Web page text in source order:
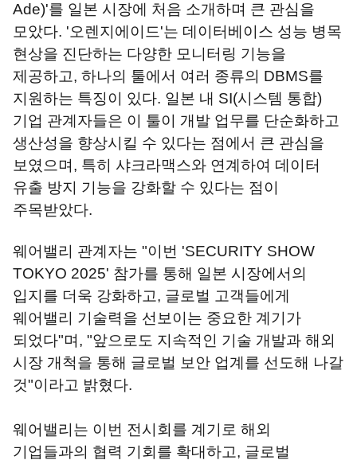
Ade)'를 일본 시장에 처음 소개하며 큰 관심을
모았다. '오렌지에이드'는 데이터베이스 성능 병목
현상을 진단하는 다양한 모니터링 기능을
제공하고, 하나의 툴에서 여러 종류의 DBMS를
지원하는 특징이 있다. 일본 내 SI(시스템 통합)
기업 관계자들은 이 툴이 개발 업무를 단순화하고
생산성을 향상시킬 수 있다는 점에서 큰 관심을
보였으며, 특히 샤크라맥스와 연계하여 데이터
유출 방지 기능을 강화할 수 있다는 점이
주목받았다.
웨어밸리 관계자는 "이번 'SECURITY SHOW
TOKYO 2025' 참가를 통해 일본 시장에서의
입지를 더욱 강화하고, 글로벌 고객들에게
웨어밸리 기술력을 선보이는 중요한 계기가
되었다"며, "앞으로도 지속적인 기술 개발과 해외
시장 개척을 통해 글로벌 보안 업계를 선도해 나갈
것"이라고 밝혔다.
웨어밸리는 이번 전시회를 계기로 해외
기업들과의 협력 기회를 확대하고, 글로벌